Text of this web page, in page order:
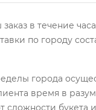
в течение
по городу
города
время в
сложности букета